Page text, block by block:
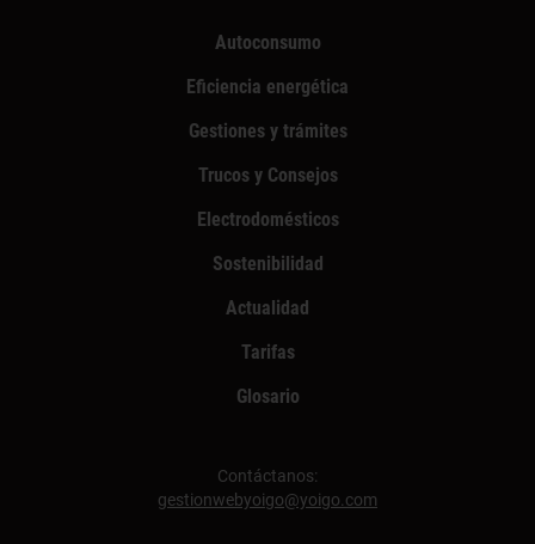
Autoconsumo
Eficiencia energética
Gestiones y trámites
Trucos y Consejos
Electrodomésticos
Sostenibilidad
Actualidad
Tarifas
Glosario
Contáctanos:
gestionwebyoigo@yoigo.com